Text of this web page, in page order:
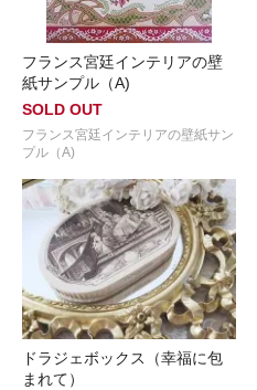
フランス宮廷インテリアの壁
紙サンプル（A)
SOLD OUT
フランス宮廷インテリアの壁紙サン
プル（A)
ドラジェボックス（幸福に包
まれて）